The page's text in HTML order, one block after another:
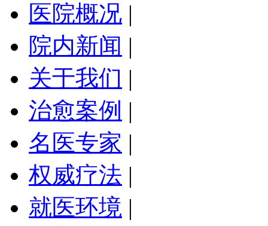
医院概况 |
院内新闻 |
关于我们 |
治愈案例 |
名医专家 |
权威疗法 |
就医环境 |